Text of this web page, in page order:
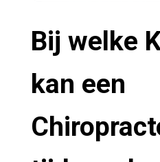
Bij welke
kan een